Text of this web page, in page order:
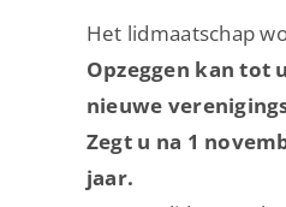
Het lidmaatschap
Opzeggen kan tot
nieuwe
Zegt u na 1
jaar.